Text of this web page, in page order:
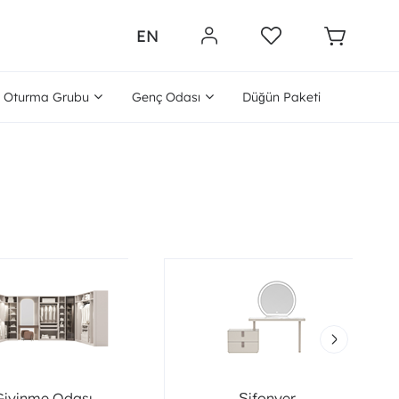
EN
Oturma Grubu Genç Odası Düğün Paketi